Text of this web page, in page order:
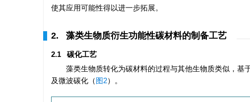
使其应用可能性得以进一步拓展。
2. 藻类生物质衍生功能性碳材料的制备工艺
2.1 碳化工艺
藻类生物质转化为碳材料的过程与其他生物质类似，基
及微波碳化（图2）。